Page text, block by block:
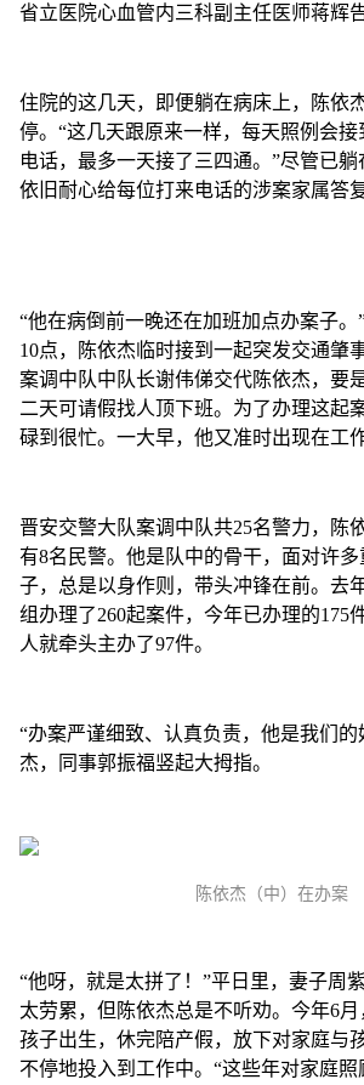
省立医院心血管内三科副主任医师蒋辉
住院的这几天，即便躺在病床上，陈依
停。“这几天跟原来一样，每天照例会
电话，最多一天接了三四通。”尽管已
依旧耐心给每位打来电话的涉案家属答复
“他在病倒前一晚还在加班加点办案子
10点，陈依杰临时接到一起突发交通肇
案调中队中队长谢伟俤交代陈依杰，要
二天可请假找人顶下班。为了办理这起
碌到很忙。一大早，他又准时出现在工
晋安交警大队案调中队共25名警力，陈
有8名民警。他是队中的骨干，面对许
子，总是以身作则，带头冲锋在前。去
组办理了260起案件，今年已办理的175
人就牵头主办了97件。
“办案严谨细致、认真负责，他是我们
杰，同事郭振福竖起大拇指。
陈依杰（中）在办案
“他呀，就是太拼了！”平日里，妻子周
太劳累，但陈依杰总是不听劝。今年6
孩子出生，休完陪产假，放下对家庭与
不停地投入到工作中。“这些年对家庭